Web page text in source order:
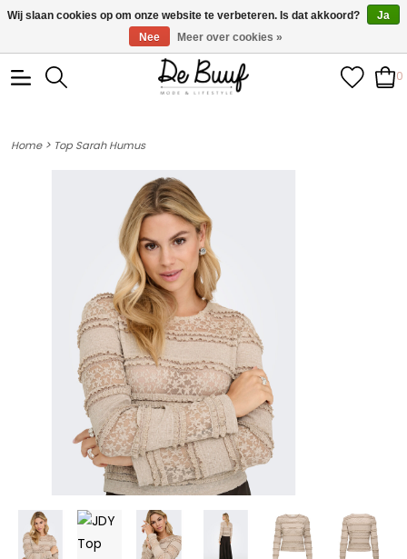
• Wekelijks nieuwe items • Gratis verzending >€100,- •
Verzonden binnen 1-3 werkdagen
0
Home> Top Sarah Humus
Wij slaan cookies op om onze website te verbeteren. Is dat akkoord?
Ja
Nee
Meer over cookies »